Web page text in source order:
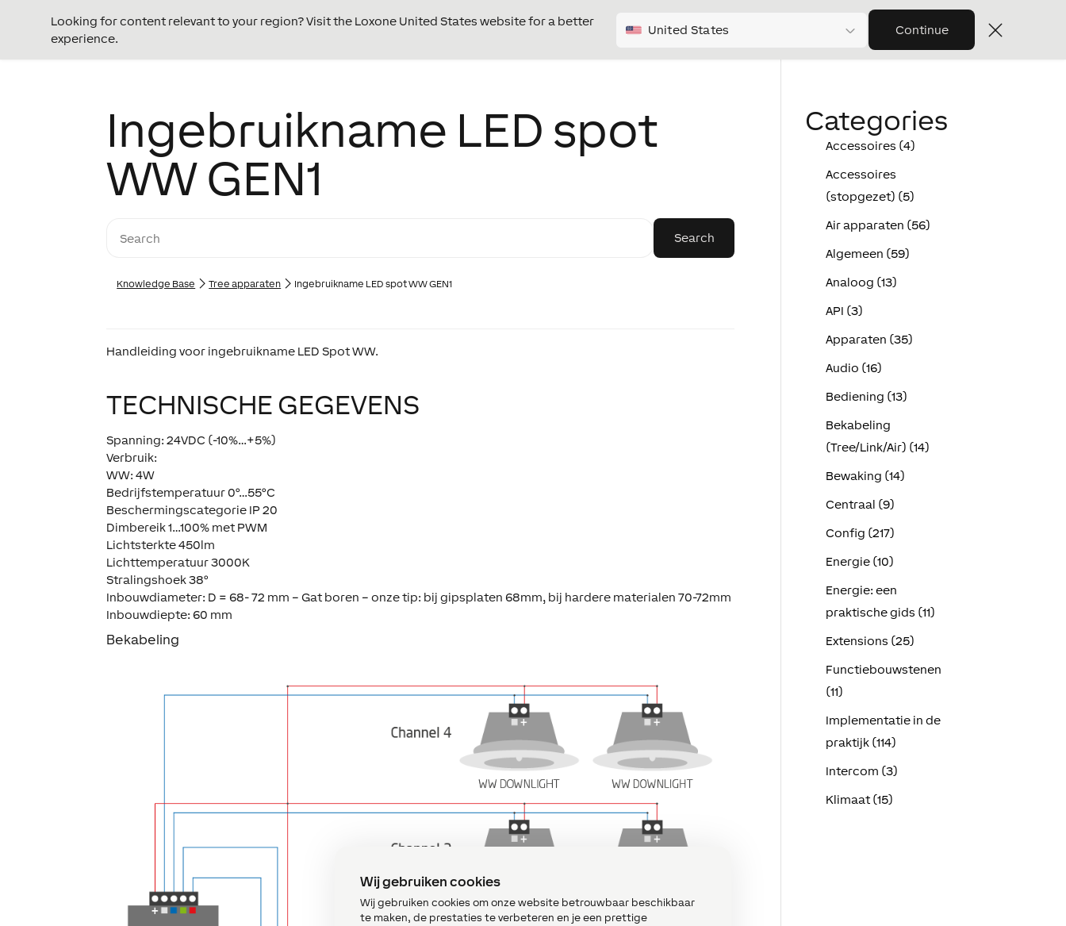
Wij gebruiken cookies
Wij gebruiken cookies om onze website betrouwbaar beschikbaar
te maken, de prestaties te verbeteren en je een prettige
Looking for content relevant to your region? Visit the Loxone United States website for a better
experience.
United States Continue
Ingebruikname LED spot
WW GEN1
Knowledge Base Tree apparaten Ingebruikname LED spot WW GEN1
Handleiding voor ingebruikname LED Spot WW.
TECHNISCHE GEGEVENS
Spanning: 24VDC (-10%…+5%)
Verbruik:
WW: 4W
Bedrijfstemperatuur 0°…55°C
Beschermingscategorie IP 20
Dimbereik 1…100% met PWM
Lichtsterkte 450lm
Lichttemperatuur 3000K
Stralingshoek 38°
Inbouwdiameter: D = 68- 72 mm – Gat boren – onze tip: bij gipsplaten 68mm, bij hardere materialen 70-72mm
Inbouwdiepte: 60 mm
Bekabeling
Categories
Accessoires (4)
Accessoires
(stopgezet) (5)
Air apparaten (56)
Algemeen (59)
Analoog (13)
API (3)
Apparaten (35)
Audio (16)
Bediening (13)
Bekabeling
(Tree/Link/Air) (14)
Bewaking (14)
Centraal (9)
Config (217)
Energie (10)
Energie: een
praktische gids (11)
Extensions (25)
Functiebouwstenen
(11)
Implementatie in de
praktijk (114)
Intercom (3)
Klimaat (15)